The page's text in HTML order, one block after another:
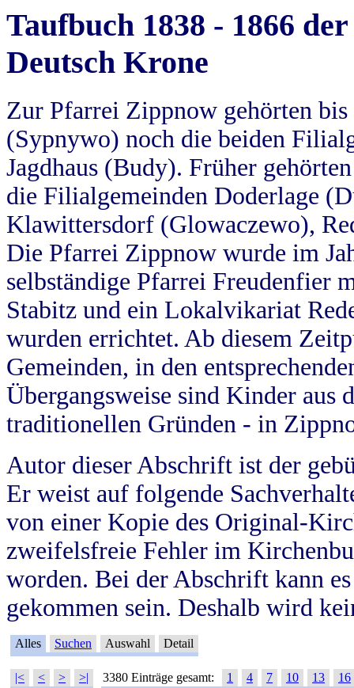
Taufbuch 1838 - 1866
Deutsch Krone
Zur Pfarrei Zippnow gehörten
(Sypnywo) noch die beiden
Jagdhaus (Budy). Früher
die Filialgemeinden Doderlage
Klawittersdorf (Glowaczewo),
Die Pfarrei Zippnow wurde im
selbständige Pfarrei Freudenfier
Stabitz und ein Lokalvikariat
wurden errichtet. Ab diesem
Gemeinden, in den
Übergangsweise sind Kinder aus
traditionellen Gründen - in
Autor dieser Abschrift ist der
Er weist auf folgende
von einer Kopie des Original-
zweifelsfreie Fehler im
worden. Bei der Abschrift kann
gekommen sein. Deshalb wird
Alles Suchen Auswahl Detail
|< < > >| 3380 Einträge gesamt: 1 4 7 10 13
16